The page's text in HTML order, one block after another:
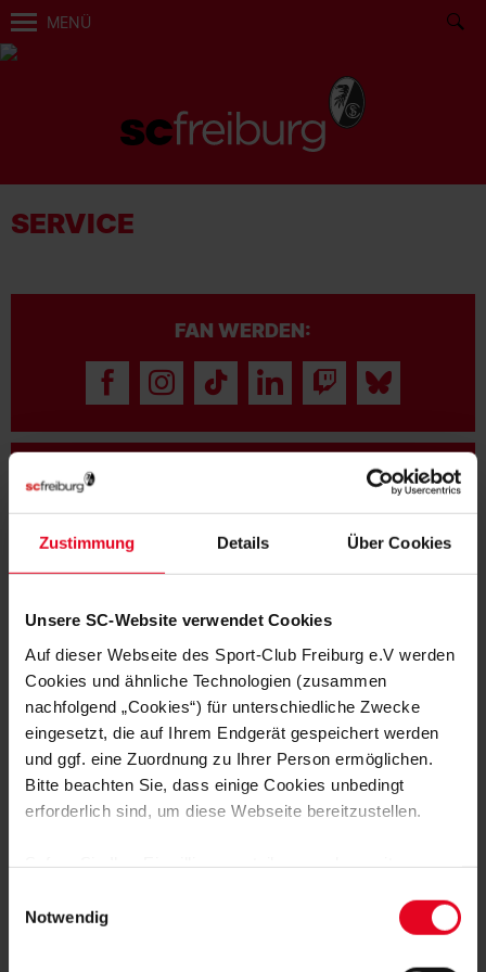
Zustimmung Details Über Cookies
Unsere SC-Website verwendet Cookies
Auf dieser Webseite des Sport-Club Freiburg e.V werden
Cookies und ähnliche Technologien (zusammen
nachfolgend „Cookies“) für unterschiedliche Zwecke
eingesetzt, die auf Ihrem Endgerät gespeichert werden
und ggf. eine Zuordnung zu Ihrer Person ermöglichen.
Bitte beachten Sie, dass einige Cookies unbedingt
erforderlich sind, um diese Webseite bereitzustellen.
Daten von Ihnen (z.B. persönlichen Identifikatoren oder
IP-Adressen) verarbeitet werden. Durch Klicken auf den
Notwendig
MENÜ
SERVICE
FAN WERDEN:
MITGLIED WERDEN
NOCH FRAGEN?
0761-38551-0
NEWSLETTER